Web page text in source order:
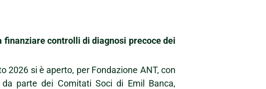
controlli di diagnosi precoce dei
2026 si è aperto, per Fondazione ANT, con
parte dei Comitati Soci di Emil Banca,